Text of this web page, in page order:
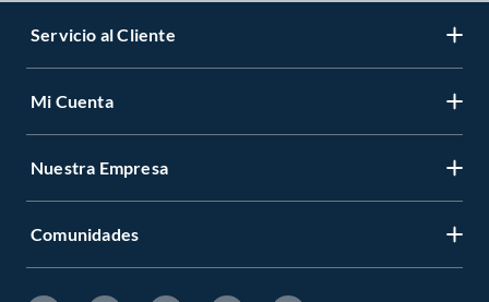
Servicio al Cliente
Mi Cuenta
Nuestra Empresa
Comunidades